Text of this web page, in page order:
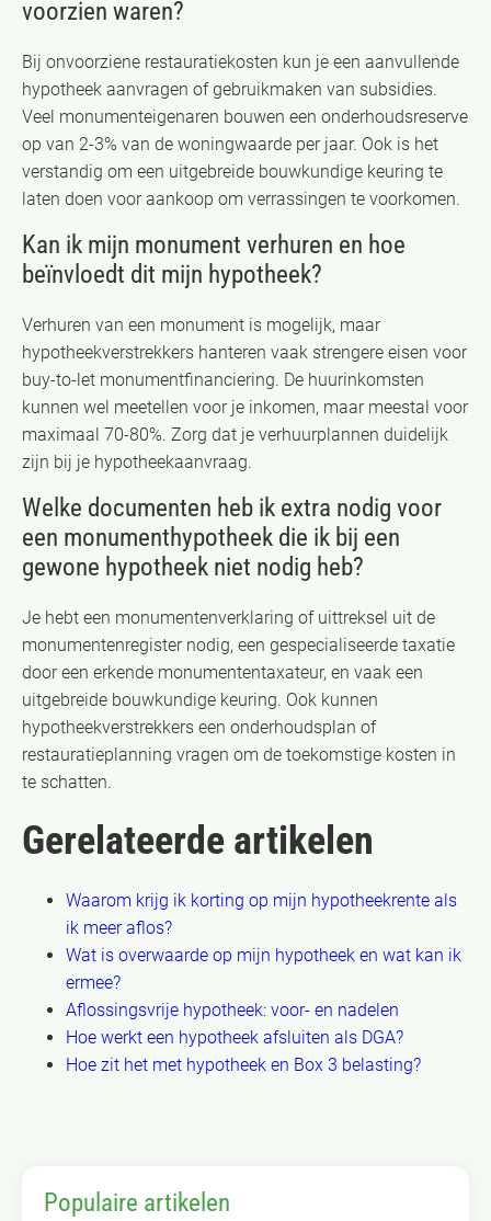
voorzien waren?
Bij onvoorziene restauratiekosten kun je een aanvullende
hypotheek aanvragen of gebruikmaken van subsidies.
Veel monumenteigenaren bouwen een onderhoudsreserve
op van 2-3% van de woningwaarde per jaar. Ook is het
verstandig om een uitgebreide bouwkundige keuring te
laten doen voor aankoop om verrassingen te voorkomen.
Kan ik mijn monument verhuren en hoe
beïnvloedt dit mijn hypotheek?
Verhuren van een monument is mogelijk, maar
hypotheekverstrekkers hanteren vaak strengere eisen voor
buy-to-let monumentfinanciering. De huurinkomsten
kunnen wel meetellen voor je inkomen, maar meestal voor
maximaal 70-80%. Zorg dat je verhuurplannen duidelijk
zijn bij je hypotheekaanvraag.
Welke documenten heb ik extra nodig voor
een monumenthypotheek die ik bij een
gewone hypotheek niet nodig heb?
Je hebt een monumentenverklaring of uittreksel uit de
monumentenregister nodig, een gespecialiseerde taxatie
door een erkende monumententaxateur, en vaak een
uitgebreide bouwkundige keuring. Ook kunnen
hypotheekverstrekkers een onderhoudsplan of
restauratieplanning vragen om de toekomstige kosten in
te schatten.
Gerelateerde artikelen
Waarom krijg ik korting op mijn hypotheekrente als
ik meer aflos?
Wat is overwaarde op mijn hypotheek en wat kan ik
ermee?
Aflossingsvrije hypotheek: voor- en nadelen
Hoe werkt een hypotheek afsluiten als DGA?
Hoe zit het met hypotheek en Box 3 belasting?
Populaire artikelen